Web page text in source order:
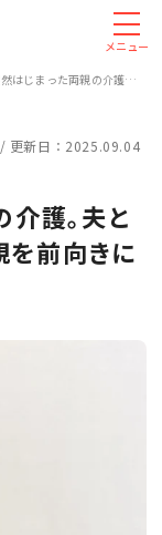
メニュー
30代で突然はじまった両親の介護。夫と一緒に住むという目的が母親を前向きにした(第3話)
更新日： 2025.09.04
護。夫と
を前向きに